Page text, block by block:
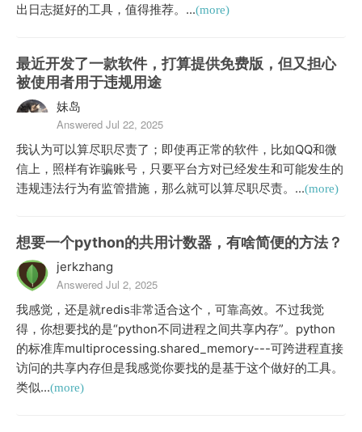
出日志挺好的工具，值得推荐。...(more)
最近开发了一款软件，打算提供免费版，但又担心
被使用者用于违规用途
妹岛
Answered Jul 22, 2025
我认为可以算尽职尽责了；即使再正常的软件，比如QQ和微
信上，照样有诈骗账号，只要平台方对已经发生和可能发生的
违规违法行为有监管措施，那么就可以算尽职尽责。...(more)
想要一个python的共用计数器，有啥简便的方法？
jerkzhang
Answered Jul 2, 2025
我感觉，还是就redis非常适合这个，可靠高效。不过我觉
得，你想要找的是“python不同进程之间共享内存”。python
的标准库multiprocessing.shared_memory---可跨进程直接
访问的共享内存但是我感觉你要找的是基于这个做好的工具。
类似...(more)